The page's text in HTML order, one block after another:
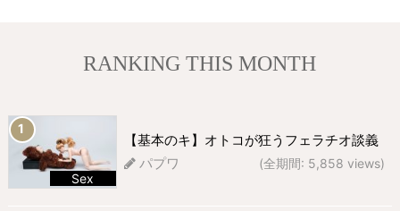
RANKING THIS MONTH
Sex
【基本のキ】オトコが狂うフェラチオ談義
パプワ
(全期間: 5,858 views)